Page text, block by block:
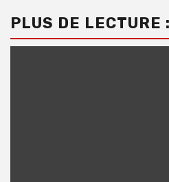
PLUS DE LECTURE :